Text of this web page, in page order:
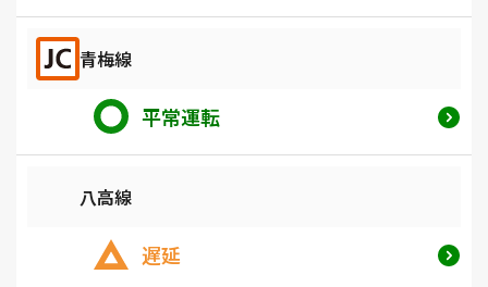
青梅線
平常運転
八高線
遅延